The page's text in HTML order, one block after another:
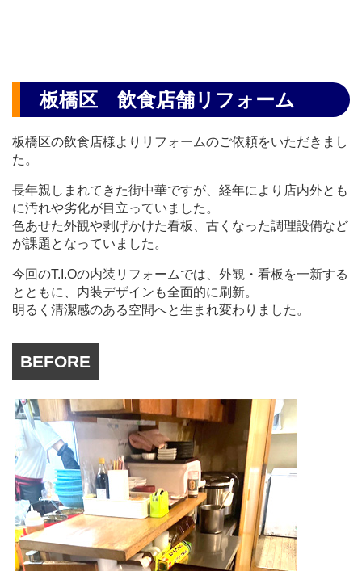
板橋区 飲食店舗リフォーム
板橋区の飲食店様よりリフォームのご依頼をいただきまし
た。
長年親しまれてきた街中華ですが、経年により店内外とも
に汚れや劣化が目立っていました。
色あせた外観や剥げかけた看板、古くなった調理設備など
が課題となっていました。
今回のT.I.Oの内装リフォームでは、外観・看板を一新する
とともに、内装デザインも全面的に刷新。
明るく清潔感のある空間へと生まれ変わりました。
BEFORE